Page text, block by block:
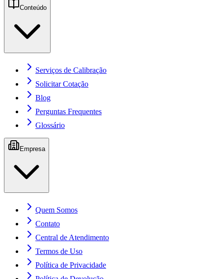
Conteúdo
Serviços de Calibração
Solicitar Cotação
Blog
Perguntas Frequentes
Glossário
Empresa
Quem Somos
Contato
Central de Atendimento
Termos de Uso
Política de Privacidade